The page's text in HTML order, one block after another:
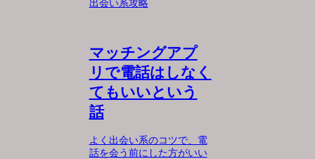
出会い系攻略
マッチングアプ
リで電話はしなく
てもいいという
話
よく出会い系のコツで、電
話を会う前にした方がいい